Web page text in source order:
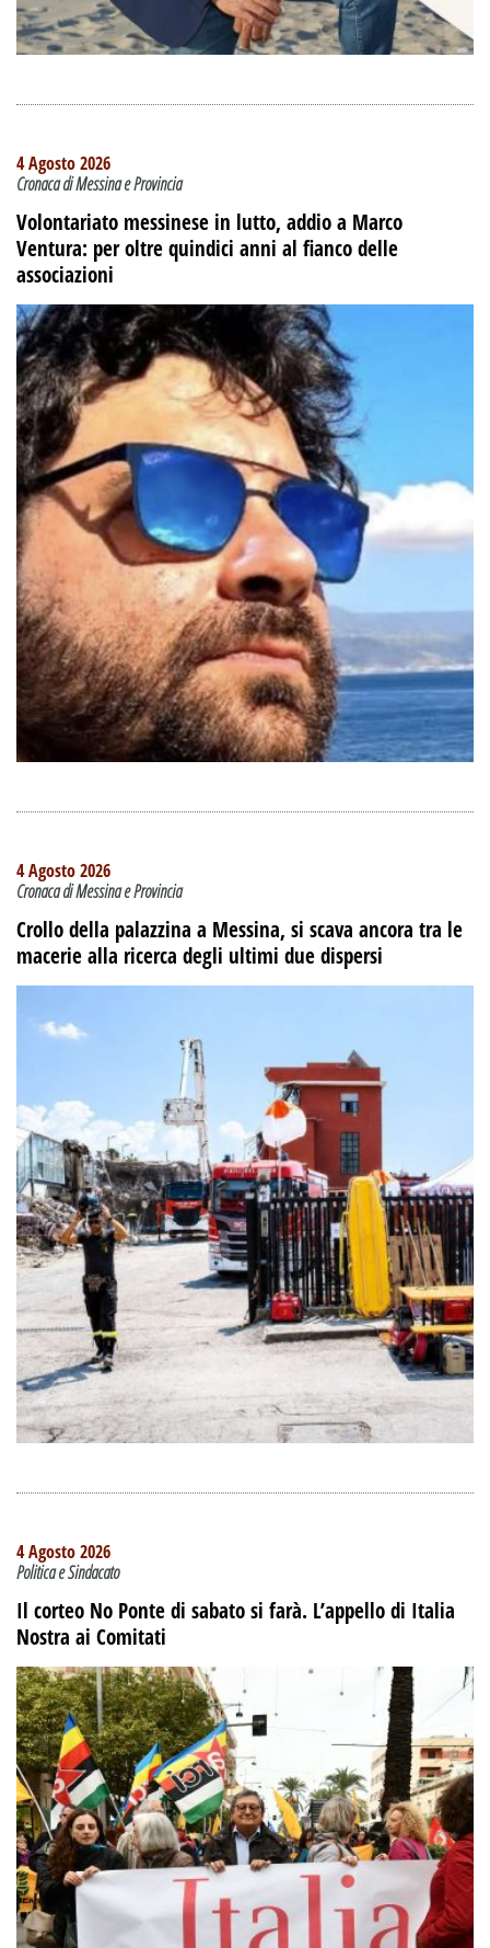
4 Agosto 2026
Cronaca di Messina e Provincia
Volontariato messinese in lutto, addio a Marco
Ventura: per oltre quindici anni al fianco delle
associazioni
4 Agosto 2026
Cronaca di Messina e Provincia
Crollo della palazzina a Messina, si scava ancora tra le
macerie alla ricerca degli ultimi due dispersi
4 Agosto 2026
Politica e Sindacato
Il corteo No Ponte di sabato si farà. L’appello di Italia
Nostra ai Comitati